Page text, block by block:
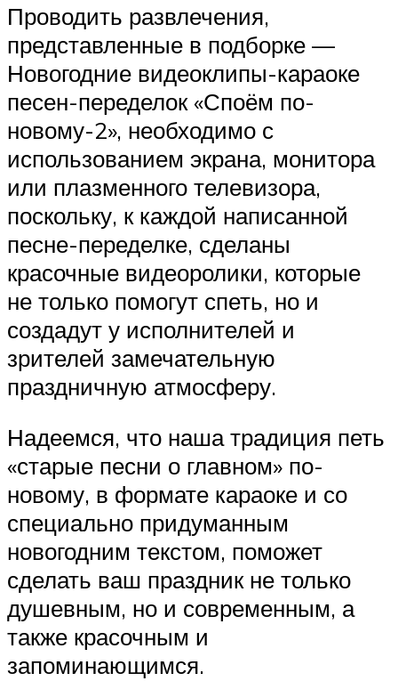
Проводить развлечения,
представленные в подборке —
Новогодние видеоклипы-караоке
песен-переделок «Споём по-
новому-2», необходимо с
использованием экрана, монитора
или плазменного телевизора,
поскольку, к каждой написанной
песне-переделке, сделаны
красочные видеоролики, которые
не только помогут спеть, но и
создадут у исполнителей и
зрителей замечательную
праздничную атмосферу.
Надеемся, что наша традиция петь
«старые песни о главном» по-
новому, в формате караоке и со
специально придуманным
новогодним текстом, поможет
сделать ваш праздник не только
душевным, но и современным, а
также красочным и
запоминающимся.